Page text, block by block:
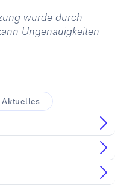
wurde durch
Ungenauigkeiten
Aktuelles